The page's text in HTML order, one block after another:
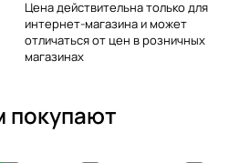
Цена действительна только для
интернет-магазина и может
отличаться от цен в розничных
магазинах
покупают